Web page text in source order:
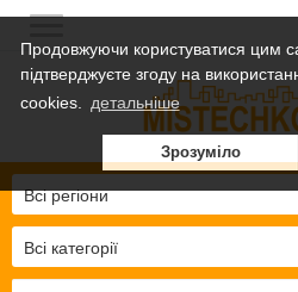
Продовжуючи користуватися цим
підтверджуєте згоду на
cookies.
детальніше
Зрозуміло
Українська
Українська
Русский
Всі категорії
Всі регіони